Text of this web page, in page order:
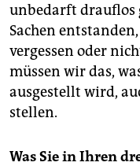
unbedarft drauflos
Sachen
vergessen oder
müssen wir das,
ausgestellt wird,
stellen.
Was Sie in Ihren